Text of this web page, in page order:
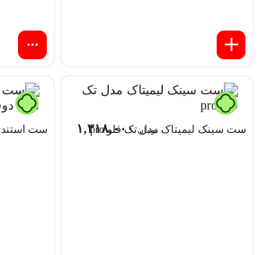
ست سینک لیمیتاک مدل تک قلو pro
تومان۱,۳۱۸,۰۰۰ ست استند